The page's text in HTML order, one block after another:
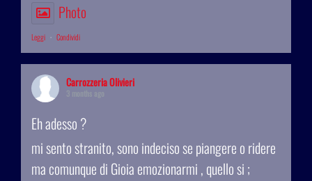
Photo
Leggi · Condividi
Carrozzeria Olivieri
Eh adesso ?
mi sento stranito, sono indeciso se piangere o ridere
ma comunque di Gioia emozionarmi , quello si ;